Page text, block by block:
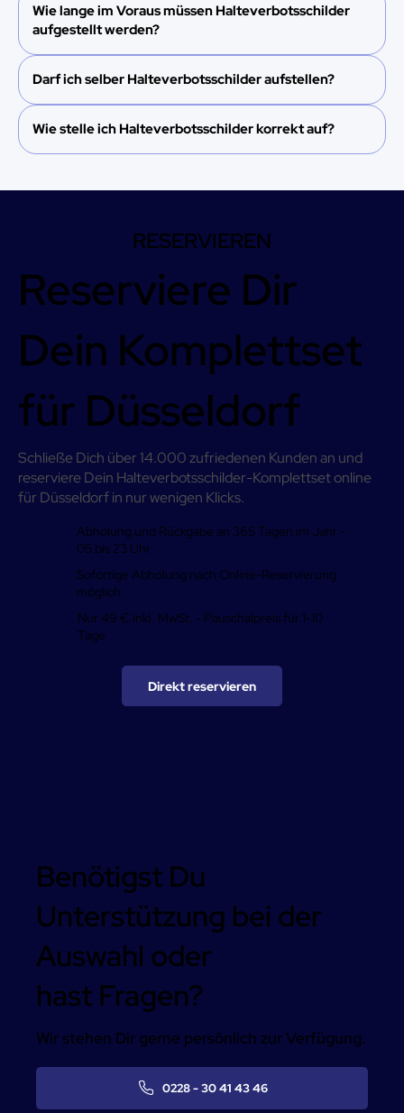
Wie lange im Voraus müssen Halteverbotsschilder
aufgestellt werden?
Darf ich selber Halteverbotsschilder aufstellen?
Wie stelle ich Halteverbotsschilder korrekt auf?
RESERVIEREN
Reserviere Dir
Dein Komplettset
für Düsseldorf
Schließe Dich über 14.000 zufriedenen Kunden an und
reserviere Dein Halteverbotsschilder-Komplettset online
für Düsseldorf in nur wenigen Klicks.
Abholung und Rückgabe an 365 Tagen im Jahr -
05 bis 23 Uhr
Sofortige Abholung nach Online-Reservierung
möglich
Nur 49 € inkl. MwSt. - Pauschalpreis für 1-10
Tage
Direkt reservieren
Benötigst Du
Unterstützung bei der
Auswahl oder
hast Fragen?
Wir stehen Dir gerne persönlich zur Verfügung.
0228 - 30 41 43 46